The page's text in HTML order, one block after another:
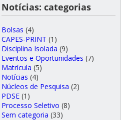
Notícias: categorias
Bolsas (4)
CAPES-PRINT (1)
Disciplina Isolada (9)
Eventos e Oportunidades (7)
Matrícula (5)
Notícias (4)
Núcleos de Pesquisa (2)
PDSE(1)
Processo Seletivo (8)
Sem categoria (33)